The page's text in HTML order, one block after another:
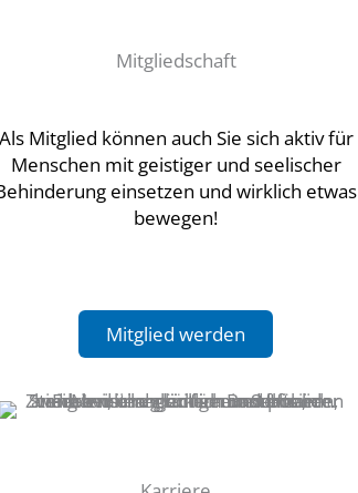
Mitgliedschaft
Als Mitglied können auch Sie sich aktiv für
Menschen mit geistiger und seelischer
einsetzen und wirklich etwas
bewegen!
Mitglied werden